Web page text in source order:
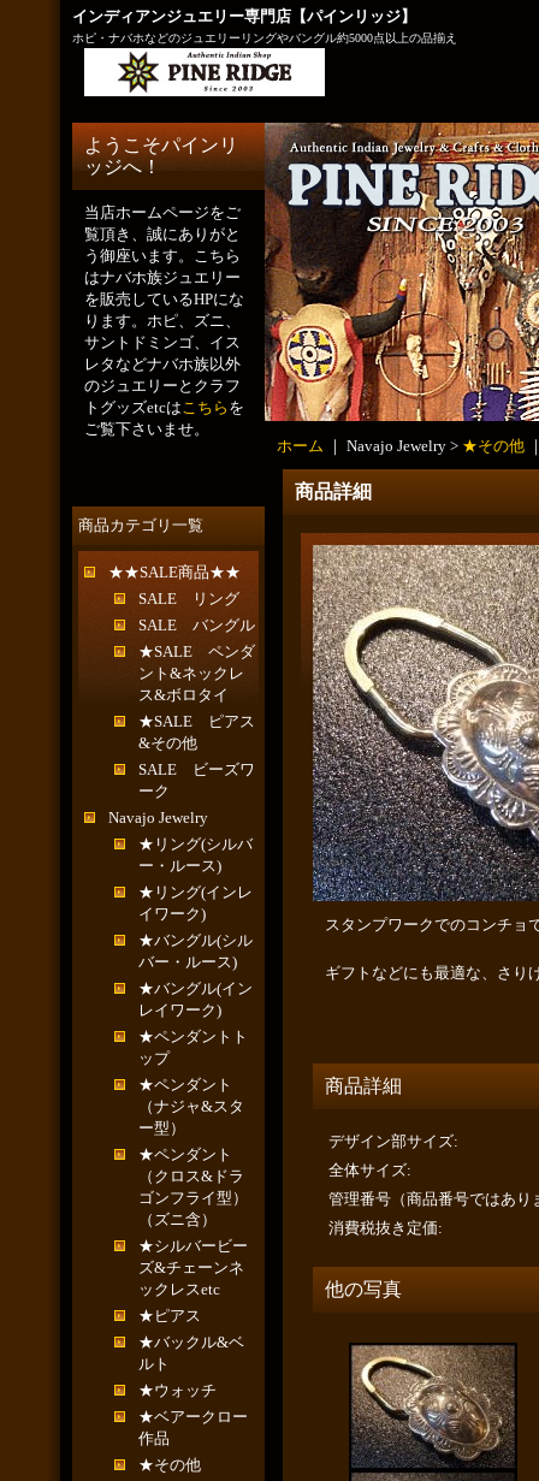
インディアンジュエリー専門店【パインリッジ】
ホピ・ナバホなどのジュエリーリングやバングル約5000点以上の品揃え
ようこそパインリ
ッジへ！
当店ホームページをご
覧頂き、誠にありがと
う御座います。こちら
はナバホ族ジュエリー
を販売しているHPにな
ります。ホピ、ズニ、
サントドミンゴ、イス
レタなどナバホ族以外
のジュエリーとクラフ
トグッズetcはこちら を
ご覧下さいませ。
商品カテゴリ一覧
★★SALE商品★★
SALE リング
SALE バングル
★SALE ペンダ
ント&ネックレ
ス&ボロタイ
★SALE ピアス
&その他
SALE ビーズワ
ーク
Navajo Jewelry
★リング(シルバ
ー・ルース)
★リング(インレ
イワーク)
★バングル(シル
バー・ルース)
★バングル(イン
レイワーク)
★ペンダントト
ップ
★ペンダント
（ナジャ&スタ
ー型）
★ペンダント
（クロス&ドラ
ゴンフライ型）
（ズニ含）
★シルバービー
ズ&チェーンネ
ックレスetc
★ピアス
★バックル&ベ
ルト
★ウォッチ
★ベアークロー
作品
★その他
ホーム ｜ Navajo Jewelry > ★その他
商品詳細
スタンプワークでのコンチョ
ギフトなどにも最適な、さり
商品詳細
デザイン部サイズ:
全体サイズ:
管理番号（商品番号ではあり
消費税抜き定価:
他の写真